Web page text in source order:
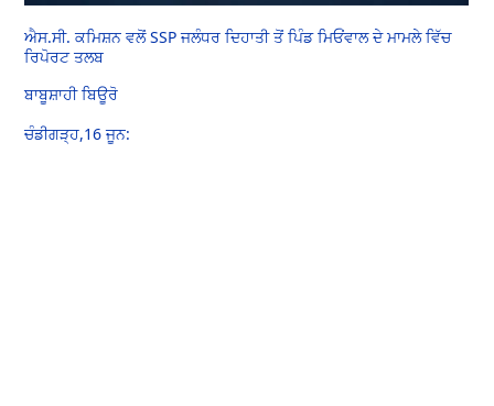
ਐਸ.ਸੀ. ਕਮਿਸ਼ਨ ਵਲੋਂ SSP ਜਲੰਧਰ ਦਿਹਾਤੀ ਤੋਂ ਪਿੰਡ ਮਿਓਂਵਾਲ ਦੇ ਮਾਮਲੇ ਵਿੱਚ
ਰਿਪੋਰਟ ਤਲਬ
ਬਾਬੂਸ਼ਾਹੀ ਬਿਊਰੋ
ਚੰਡੀਗੜ੍ਹ,16 ਜੂਨ: